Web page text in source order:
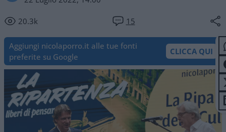
20.3k 15
Aggiungi nicolaporro.it alle tue fonti
preferite su Google
CLICCA QUI
Video
Player